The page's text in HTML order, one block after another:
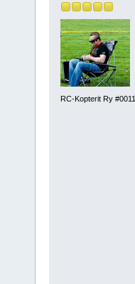
RC-Kopterit Ry #0011